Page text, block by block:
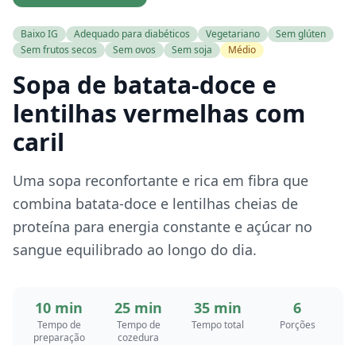
Baixo IG Adequado para diabéticos Vegetariano
Sem glúten
Sem frutos secos
Sem ovos Sem soja Médio
Sopa de batata-doce e
lentilhas vermelhas com
caril
Uma sopa reconfortante e rica em fibra que
combina batata-doce e lentilhas cheias de
proteína para energia constante e açúcar no
sangue equilibrado ao longo do dia.
10 min
Tempo de
preparação
25 min
Tempo de
cozedura
35 min
Tempo total
6
Porções